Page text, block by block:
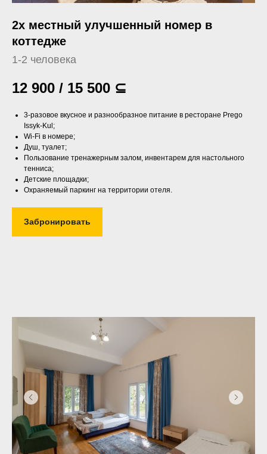
2х местный улучшенный номер в
коттедже
1-2 человека
12 900 / 15 500 ⊆
3-разовое вкусное и разнообразное питание в ресторане Prego
Issyk-Kul;
Wi-Fi в номере;
Душ, туалет;
Пользование тренажерным залом, инвентарем для настольного
тенниса;
Детские площадки;
Охраняемый паркинг на территории отеля.
Забронировать